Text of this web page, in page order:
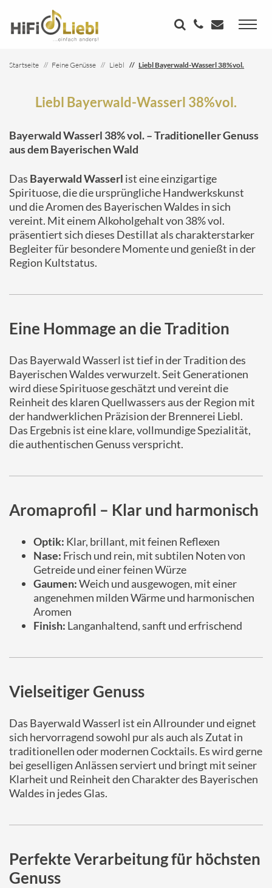
Startseite Feine Genüsse Liebl Liebl Bayerwald-Wasserl 38%vol.
Liebl Bayerwald-Wasserl 38%vol.
Bayerwald Wasserl 38% vol. – Traditioneller Genuss
aus dem Bayerischen Wald
Das Bayerwald Wasserl ist eine einzigartige
Spirituose, die die ursprüngliche Handwerkskunst
und die Aromen des Bayerischen Waldes in sich
vereint. Mit einem Alkoholgehalt von 38% vol.
präsentiert sich dieses Destillat als charakterstarker
Begleiter für besondere Momente und genießt in der
Region Kultstatus.
Eine Hommage an die Tradition
Das Bayerwald Wasserl ist tief in der Tradition des
Bayerischen Waldes verwurzelt. Seit Generationen
wird diese Spirituose geschätzt und vereint die
Reinheit des klaren Quellwassers aus der Region mit
der handwerklichen Präzision der Brennerei Liebl.
Das Ergebnis ist eine klare, vollmundige Spezialität,
die authentischen Genuss verspricht.
Aromaprofil – Klar und harmonisch
Optik: Klar, brillant, mit feinen Reflexen
Nase: Frisch und rein, mit subtilen Noten von
Getreide und einer feinen Würze
Gaumen:Weich und ausgewogen, mit einer
angenehmen milden Wärme und harmonischen
Aromen
Finish: Langanhaltend, sanft und erfrischend
Vielseitiger Genuss
Das Bayerwald Wasserl ist ein Allrounder und eignet
sich hervorragend sowohl pur als auch als Zutat in
traditionellen oder modernen Cocktails. Es wird gerne
bei geselligen Anlässen serviert und bringt mit seiner
Klarheit und Reinheit den Charakter des Bayerischen
Waldes in jedes Glas.
Perfekte Verarbeitung für höchsten
Genuss